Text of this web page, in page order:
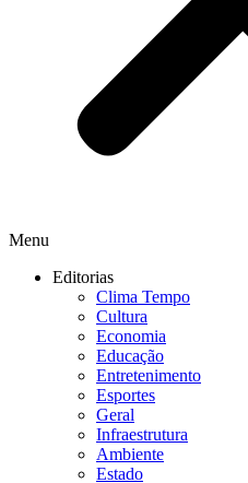
Menu
Editorias
Clima Tempo
Cultura
Economia
Educação
Entretenimento
Esportes
Geral
Infraestrutura
Ambiente
Estado